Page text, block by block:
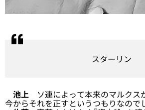
スターリン
池上 ソ連によって本来のマルクス
今からそれを正すというつもりなので